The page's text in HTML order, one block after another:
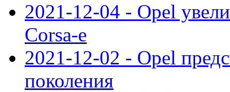
2021-12-04 - Opel
Corsa-e
2021-12-02 - Opel
поколения